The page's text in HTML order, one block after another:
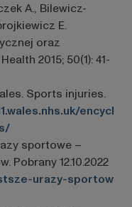
A., Bilewicz-
E.
oraz
2015; 50(1): 41-
Sports injuries.
encycl
sportowe –
Pobrany 12.10.2022
urazy-sportow